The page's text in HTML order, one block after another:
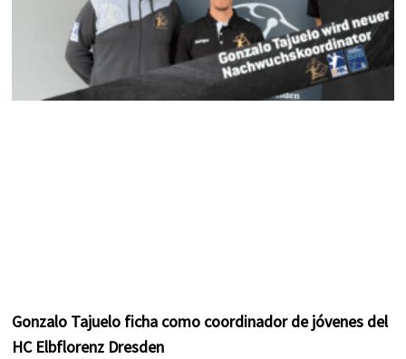
Gonzalo Tajuelo ficha como coordinador de jóvenes del
HC Elbflorenz Dresden